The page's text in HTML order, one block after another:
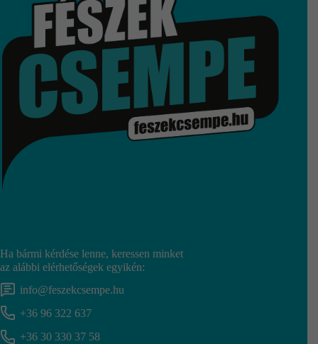
Ha bármi kérdése lenne, keressen minket
az alábbi elérhetőségek egyikén:
info@feszekcsempe.hu
+36 96 322 637
+36 30 330 37 58